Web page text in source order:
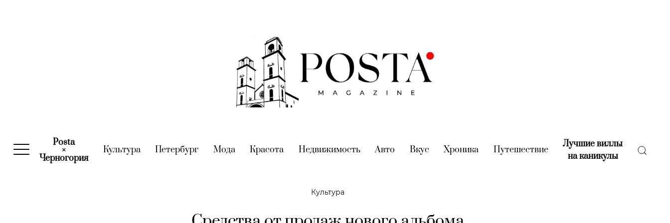
Posta
×
Черногория(current)
Культура(current)
Петербург (current)
Мода(current)
Красота (current)
Недвижимость(current)
Авто (current)
Вкус (current)
Хроника (current)
Путешествие(current)
Лучшие виллы
на каникулы(current)
Культура